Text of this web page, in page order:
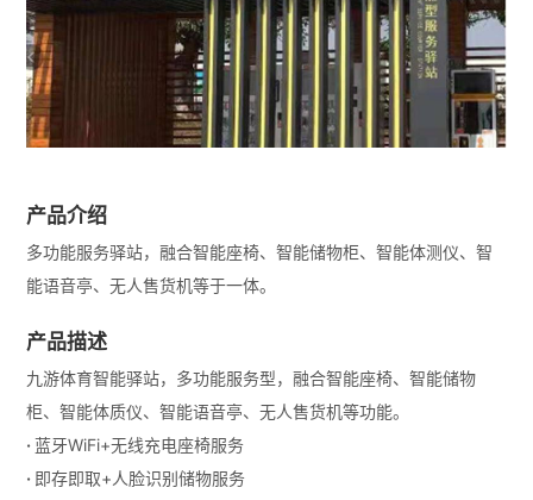
产品介绍
多功能服务驿站，融合智能座椅、智能储物柜、智能体测仪、智
能语音亭、无人售货机等于一体。
产品描述
九游体育智能驿站，多功能服务型，融合智能座椅、智能储物
柜、智能体质仪、智能语音亭、无人售货机等功能。
·蓝牙WiFi+无线充电座椅服务
· 即存即取+人脸识别储物服务